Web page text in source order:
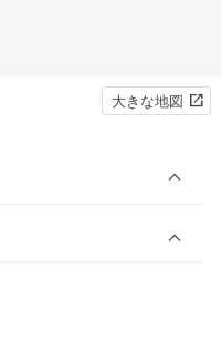
大きな地図